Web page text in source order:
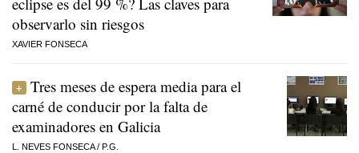
observarlo sin riesgos
XAVIER FONSECA
Tres meses de espera media para el
carné de conducir por la falta de
examinadores en Galicia
L. NEVES FONSECA/ P.G.